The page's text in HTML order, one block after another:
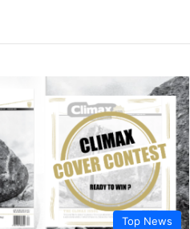
Top News